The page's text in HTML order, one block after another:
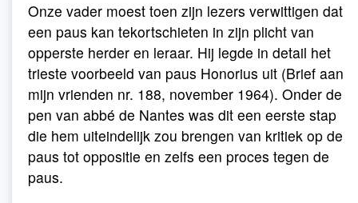
Onze vader moest toen zijn lezers verwittigen dat
een paus kan tekortschieten in zijn plicht van
opperste herder en leraar. Hij legde in detail het
trieste voorbeeld van paus Honorius uit (Brief aan
mijn vrienden nr. 188, november 1964). Onder de
pen van abbé de Nantes was dit een eerste stap
die hem uiteindelijk zou brengen van kritiek op de
paus tot oppositie en zelfs een proces tegen de
paus.